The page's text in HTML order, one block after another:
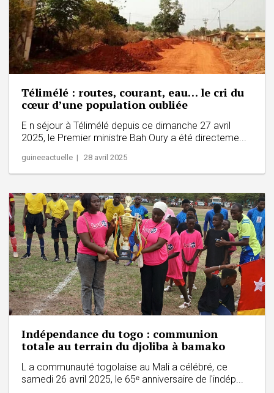
Télimélé : routes, courant, eau… le cri du
cœur d’une population oubliée
E n séjour à Télimélé depuis ce dimanche 27 avril
2025, le Premier ministre Bah Oury a été directeme...
guineeactuelle | 28 avril 2025
Indépendance du togo : communion
totale au terrain du djoliba à bamako
L a communauté togolaise au Mali a célébré, ce
samedi 26 avril 2025, le 65ᵉ anniversaire de l'indép...